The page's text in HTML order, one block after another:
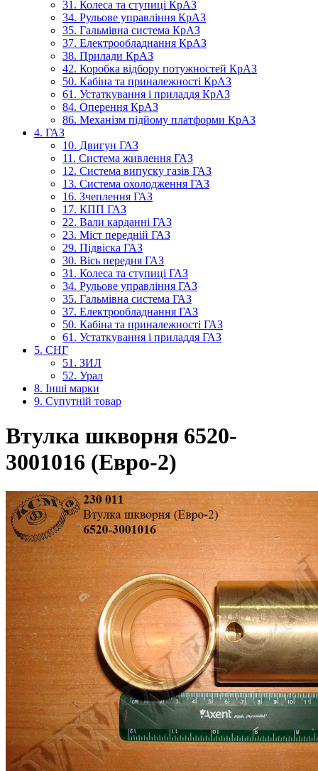
31. Колеса та ступиці КрАЗ
34. Рульове управління КрАЗ
35. Гальмівна система КрАЗ
37. Електрообладнання КрАЗ
38. Прилади КрАЗ
42. Коробка відбору потужностей КрАЗ
50. Кабіна та приналежності КрАЗ
61. Устаткування і приладдя КрАЗ
84. Оперення КрАЗ
86. Механізм підйому платформи КрАЗ
4. ГАЗ
10. Двигун ГАЗ
11. Система живлення ГАЗ
12. Система випуску газів ГАЗ
13. Система охолодження ГАЗ
16. Зчеплення ГАЗ
17. КПП ГАЗ
22. Вали карданні ГАЗ
23. Міст передній ГАЗ
29. Підвіска ГАЗ
30. Вісь передня ГАЗ
31. Колеса та ступиці ГАЗ
34. Рульове управління ГАЗ
35. Гальмівна система ГАЗ
37. Електрообладнання ГАЗ
50. Кабіна та приналежності ГАЗ
61. Устаткування і приладдя ГАЗ
5. СНГ
51. ЗИЛ
52. Урал
8. Інші марки
9. Супутній товар
Втулка шкворня 6520-
3001016 (Евро-2)